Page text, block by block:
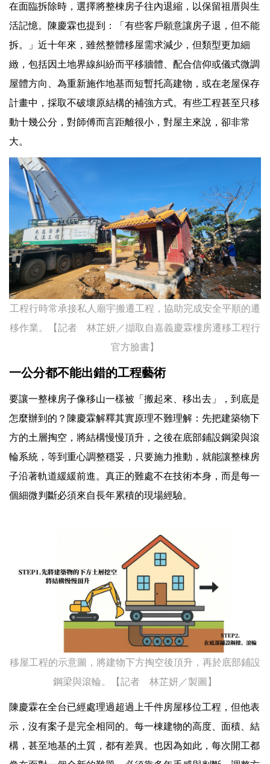
在面臨拆除時，選擇將整棟房子往內退縮，以保留祖厝與生
活記憶。陳慶霖也提到：「有些客戶願意讓房子退，但不能
拆。」近十年來，雖然整體移屋需求減少，但類型更加細
緻，包括因土地界線糾紛而平移牆體、配合信仰或儀式微調
屋體方向、為重新施作地基而短暫托高建物，或在老屋保存
計畫中，採取不破壞原結構的補強方式。有些工程甚至只移
動十幾公分，對師傅而言距離很小，對屋主來說，卻非常
大。
工程行時常承接私人廟宇搬遷工程，協助完成安全平順的遷
移作業。【記者 林芷妍／擷取自嘉義慶霖樓房遷移工程行
官方臉書】
一公分都不能出錯的工程藝術
要讓一整棟房子像移山一樣被「搬起來、移出去」，到底是
怎麼辦到的？陳慶霖解釋其實原理不難理解：先把建築物下
方的土層掏空，將結構慢慢頂升，之後在底部鋪設鋼梁與滾
輪系統，等到重心調整穩妥，只要施力推動，就能讓整棟房
子沿著軌道緩緩前進。真正的難處不在技術本身，而是每一
個細微判斷必須來自長年累積的現場經驗。
移屋工程的示意圖，將建物下方掏空後頂升，再於底部鋪設
鋼梁與滾輪。【記者 林芷妍／製圖】
陳慶霖在全台已經處理過超過上千件房屋移位工程，但他表
示，沒有案子是完全相同的。每一棟建物的高度、面積、結
構，甚至地基的土質，都有差異。也因為如此，每次開工都